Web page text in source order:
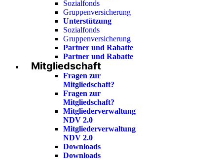
Sozialfonds
Gruppenversicherung
Unterstützung
Sozialfonds
Gruppenversicherung
Partner und Rabatte
Partner und Rabatte
Mitgliedschaft
Fragen zur
Mitgliedschaft?
Fragen zur
Mitgliedschaft?
Mitgliederverwaltung
NDV 2.0
Mitgliederverwaltung
NDV 2.0
Downloads
Downloads